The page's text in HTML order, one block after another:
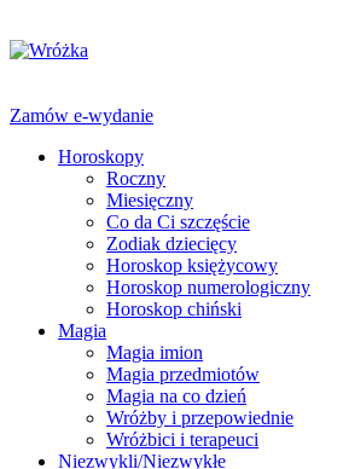
Zamów e-wydanie
Horoskopy
Roczny
Miesięczny
Co da Ci szczęście
Zodiak dziecięcy
Horoskop księżycowy
Horoskop numerologiczny
Horoskop chiński
Magia
Magia imion
Magia przedmiotów
Magia na co dzień
Wróżby i przepowiednie
Wróżbici i terapeuci
Niezwykli/Niezwykłe